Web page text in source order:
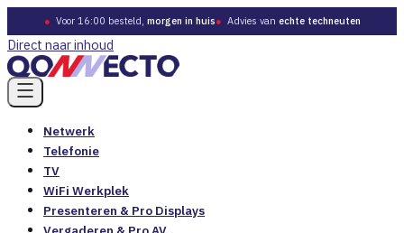
● Voor 16:00 besteld, morgen in huis● Advies van echte techneuten
Direct naar inhoud
Netwerk
Telefonie
TV
WiFi Werkplek
Presenteren & Pro Displays